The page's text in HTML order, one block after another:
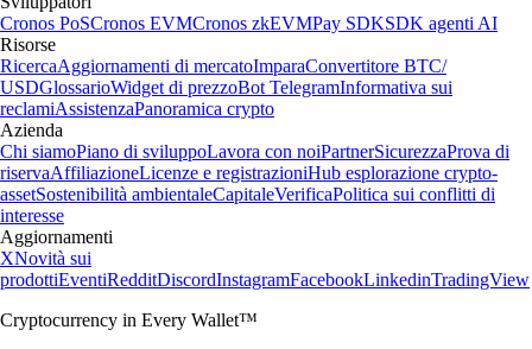
Cronos PoSCronos EVMCronos zkEVMPay SDKSDK agenti AI
Risorse
RicercaAggiornamenti di mercatoImparaConvertitore BTC/
USDGlossarioWidget di prezzoBot TelegramInformativa sui
reclamiAssistenzaPanoramica crypto
Azienda
Chi siamoPiano di sviluppoLavora con noiPartnerSicurezzaProva di
riservaAffiliazioneLicenze e registrazioniHub esplorazione crypto-
assetSostenibilità ambientaleCapitaleVerificaPolitica sui conflitti di
interesse
Aggiornamenti
XNovità sui
prodottiEventiRedditDiscordInstagramFacebookLinkedinTradingView
Cryptocurrency in Every Wallet™